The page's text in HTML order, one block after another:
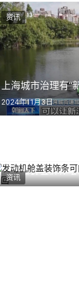
上海城市治理有“
2024年11月3日
资讯
发动机舱盖装饰
2025年2月14日
资讯